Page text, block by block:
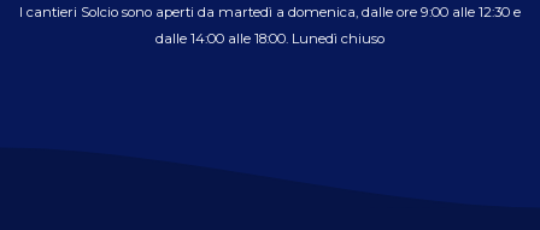
I cantieri Solcio sono aperti da martedì a domenica, dalle ore 9:00 alle 12:30 e
dalle 14:00 alle 18:00. Lunedì chiuso